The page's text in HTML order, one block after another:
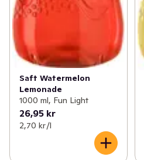
Saft Watermelon
Lemonade
1000 ml, Fun Light
26,95 kr
2,70 kr /l